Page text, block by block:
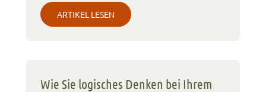
ARTIKEL LESEN
Wie Sie logisches Denken bei Ihrem